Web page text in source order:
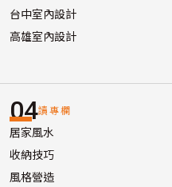
台中室內設計
高雄室內設計
04讀專欄
居家風水
收納技巧
風格營造